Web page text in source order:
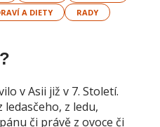
A DIETY RADY
v Asii již v 7. Století.
z ledu,
či právě z ovoce či